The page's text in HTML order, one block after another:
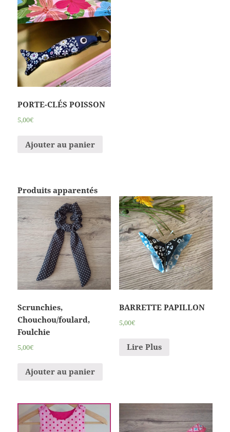
PORTE-CLÉS POISSON
5,00€
Ajouter au panier
Produits apparentés
Scrunchies,
Chouchou/foulard,
Foulchie
5,00€
Ajouter au panier
BARRETTE PAPILLON
5,00€
Lire Plus